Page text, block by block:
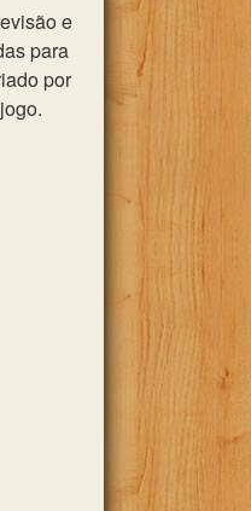
e
para
por